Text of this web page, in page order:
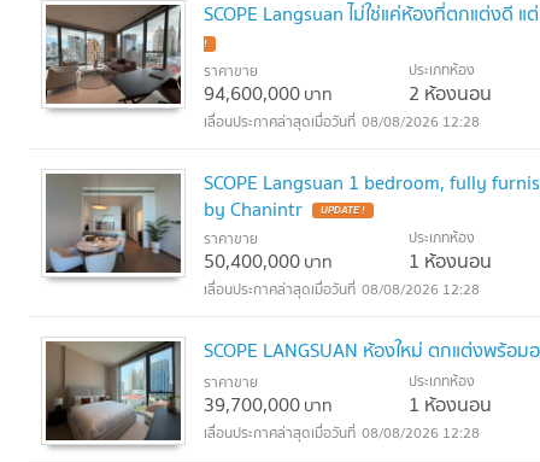
SCOPE Langsuan ไม่ใช่แค่ห้องที่ตกแต่ง
!
ราคาขาย
94,600,000บาท
ประเภทห้อง
2 ห้องนอน
08/08/2026 12:28
SCOPE Langsuan 1 bedroom, fully
by Chanintr
UPDATE !
ราคาขาย
50,400,000บาท
ประเภทห้อง
1 ห้องนอน
08/08/2026 12:28
SCOPE LANGSUAN ห้องใหม่ ตกแต่งพร้อม
ราคาขาย
39,700,000บาท
ประเภทห้อง
1 ห้องนอน
08/08/2026 12:28